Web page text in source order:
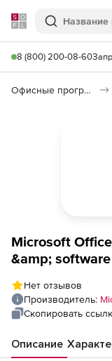
Softline
Поиск
8 (800) 200-08-60
Офисные программы
Microsoft
&amp; software
Нет отзывов
Производитель:
Скопировать
Описание